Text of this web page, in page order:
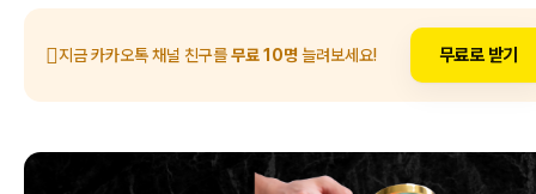
지금 카카오톡 채널 친구를무료 10명 늘려보세요! 무료로 받기